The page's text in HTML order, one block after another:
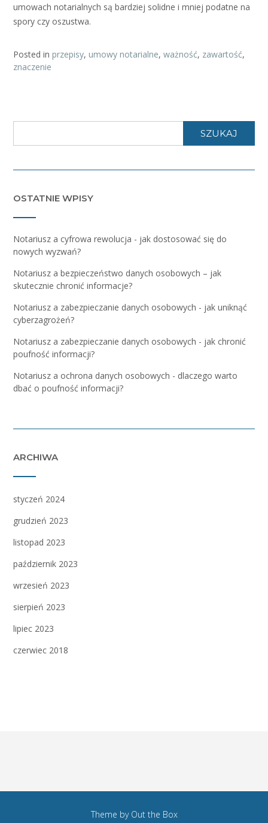
umowach notarialnych są bardziej solidne i mniej podatne na
spory czy oszustwa.
Posted in przepisy, umowy notarialne, ważność, zawartość,
znaczenie
SZUKAJ
OSTATNIE WPISY
Notariusz a cyfrowa rewolucja - jak dostosować się do
nowych wyzwań?
Notariusz a bezpieczeństwo danych osobowych – jak
skutecznie chronić informacje?
Notariusz a zabezpieczanie danych osobowych - jak uniknąć
cyberzagrożeń?
Notariusz a zabezpieczanie danych osobowych - jak chronić
poufność informacji?
Notariusz a ochrona danych osobowych - dlaczego warto
dbać o poufność informacji?
ARCHIWA
styczeń 2024
grudzień 2023
listopad 2023
październik 2023
wrzesień 2023
sierpień 2023
lipiec 2023
czerwiec 2018
Theme by Out the Box